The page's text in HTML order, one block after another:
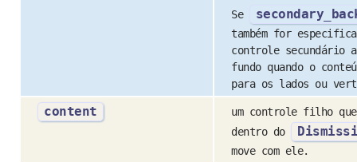
Se
também for
controle secundário
fundo quando o
para os lados ou
content
um controle filho
dentro do
move com ele.